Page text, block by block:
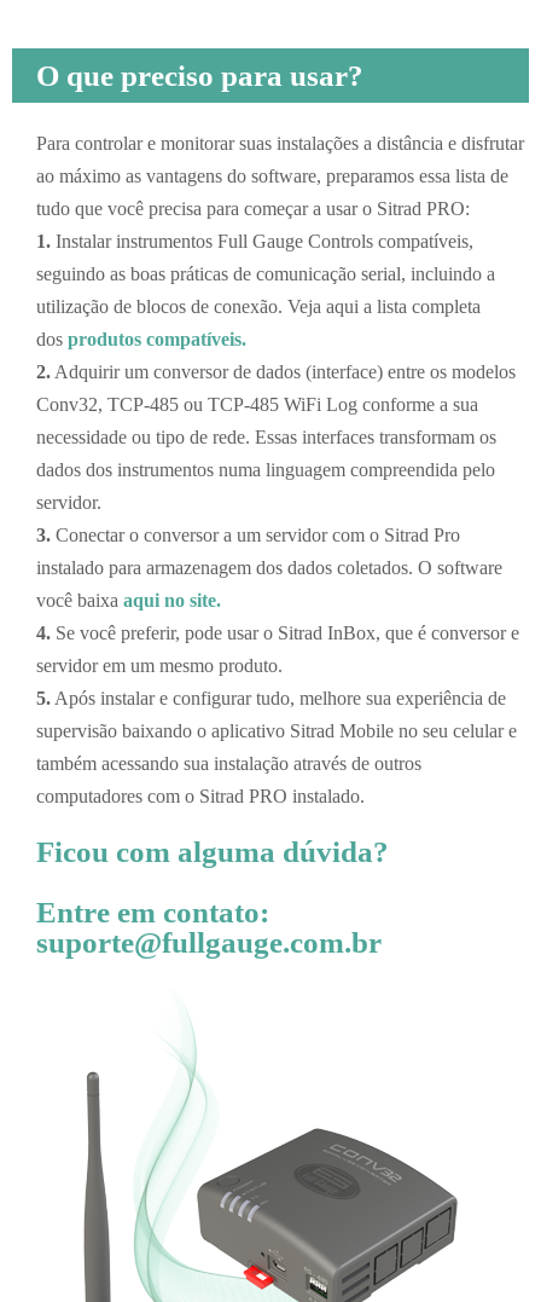
O que preciso para usar?
Para controlar e monitorar suas instalações a distância e disfrutar
ao máximo as vantagens do software, preparamos essa lista de
tudo que você precisa para começar a usar o Sitrad PRO:
1. Instalar instrumentos Full Gauge Controls compatíveis,
seguindo as boas práticas de comunicação serial, incluindo a
utilização de blocos de conexão. Veja aqui a lista completa
dos produtos compatíveis.
2. Adquirir um conversor de dados (interface) entre os modelos
Conv32, TCP-485 ou TCP-485 WiFi Log conforme a sua
necessidade ou tipo de rede. Essas interfaces transformam os
dados dos instrumentos numa linguagem compreendida pelo
servidor.
3. Conectar o conversor a um servidor com o Sitrad Pro
instalado para armazenagem dos dados coletados. O software
você baixa aqui no site.
4. Se você preferir, pode usar o Sitrad InBox, que é conversor e
servidor em um mesmo produto.
5. Após instalar e configurar tudo, melhore sua experiência de
supervisão baixando o aplicativo Sitrad Mobile no seu celular e
também acessando sua instalação através de outros
computadores com o Sitrad PRO instalado.
Ficou com alguma dúvida?
Entre em contato:
suporte@fullgauge.com.br